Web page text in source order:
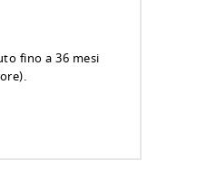
fino a 36 mesi